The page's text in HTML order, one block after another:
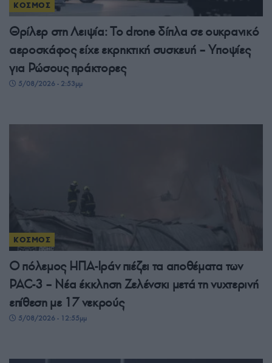
ΚΟΣΜΟΣ
Θρίλερ στη Λειψία: Το drone δίπλα σε ουκρανικό
αεροσκάφος είχε εκρηκτική συσκευή – Υποψίες
για Ρώσους πράκτορες
5/08/2026 - 2:53μμ
ΚΟΣΜΟΣ
Ο πόλεμος ΗΠΑ-Ιράν πιέζει τα αποθέματα των
PAC-3 – Νέα έκκληση Ζελένσκι μετά τη νυχτερινή
επίθεση με 17 νεκρούς
5/08/2026 - 12:55μμ